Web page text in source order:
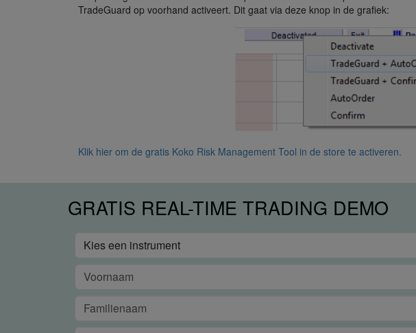
TradeGuard op voorhand activeert. Dit gaat via deze knop in de grafiek:
Klik hier om de gratis Koko Risk Management Tool in de store te activeren.
GRATIS REAL-TIME TRADING DEMO